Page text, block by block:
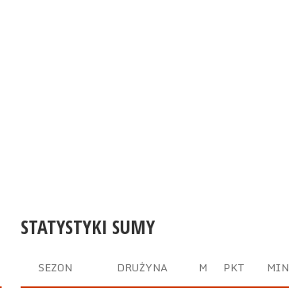
STATYSTYKI SUMY
SEZON DRUŻYNA M PKT MIN